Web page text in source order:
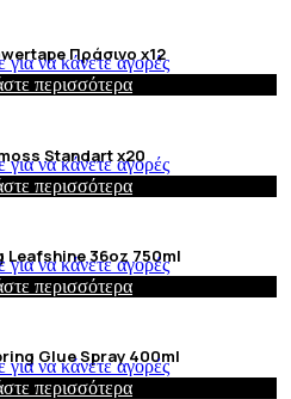
Πράσινο x12
για να κάνετε αγορές
περισσότερα
Standart x20
για να κάνετε αγορές
περισσότερα
Leafshine 36oz 750ml
για να κάνετε αγορές
περισσότερα
Glue Spray 400ml
για να κάνετε αγορές
περισσότερα